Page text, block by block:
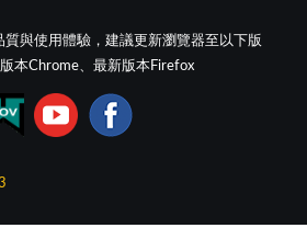
與使用體驗，建議更新瀏覽器至以下版
本Chrome、最新版本Firefox